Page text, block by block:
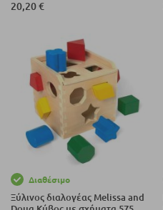
20,20 €
Διαθέσιμο
Ξύλινος διαλογέας Melissa and